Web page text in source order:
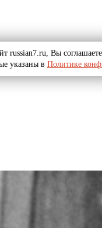
russian7.ru, Вы
указаны в Политике